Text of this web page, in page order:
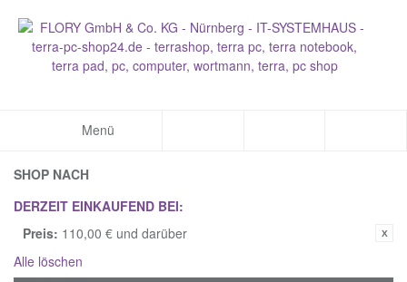
Menü
SHOP NACH
DERZEIT EINKAUFEND BEI:
Preis: 110,00 € und darüber
Alle löschen